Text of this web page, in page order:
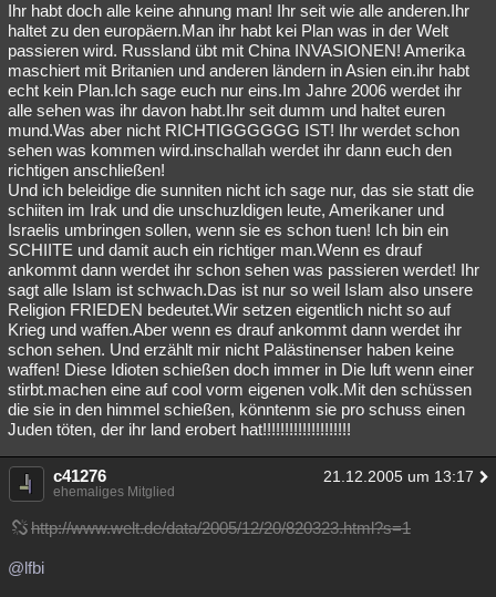
Ihr habt doch alle keine ahnung man! Ihr seit wie alle anderen.Ihr
haltet zu den europäern.Man ihr habt kei Plan was in der Welt
passieren wird. Russland übt mit China INVASIONEN! Amerika
maschiert mit Britanien und anderen ländern in Asien ein.ihr habt
echt kein Plan.Ich sage euch nur eins.Im Jahre 2006 werdet ihr
alle sehen was ihr davon habt.Ihr seit dumm und haltet euren
mund.Was aber nicht RICHTIGGGGGG IST! Ihr werdet schon
sehen was kommen wird.inschallah werdet ihr dann euch den
richtigen anschließen!
Und ich beleidige die sunniten nicht ich sage nur, das sie statt die
schiiten im Irak und die unschuzldigen leute, Amerikaner und
Israelis umbringen sollen, wenn sie es schon tuen! Ich bin ein
SCHIITE und damit auch ein richtiger man.Wenn es drauf
ankommt dann werdet ihr schon sehen was passieren werdet! Ihr
sagt alle Islam ist schwach.Das ist nur so weil Islam also unsere
Religion FRIEDEN bedeutet.Wir setzen eigentlich nicht so auf
Krieg und waffen.Aber wenn es drauf ankommt dann werdet ihr
schon sehen. Und erzählt mir nicht Palästinenser haben keine
waffen! Diese Idioten schießen doch immer in Die luft wenn einer
stirbt.machen eine auf cool vorm eigenen volk.Mit den schüssen
die sie in den himmel schießen, könntenm sie pro schuss einen
Juden töten, der ihr land erobert hat!!!!!!!!!!!!!!!!!!!!
c41276 21.12.2005 um 13:17
ehemaliges Mitglied
http://www.welt.de/data/2005/12/20/820323.html?s=1
@lfbi